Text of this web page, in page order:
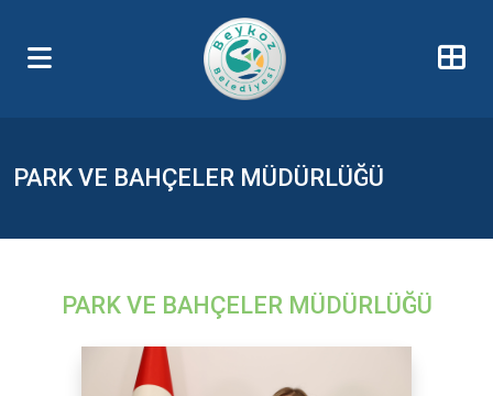
PARK VE BAHÇELER MÜDÜRLÜĞÜ
PARK VE BAHÇELER MÜDÜRLÜĞÜ